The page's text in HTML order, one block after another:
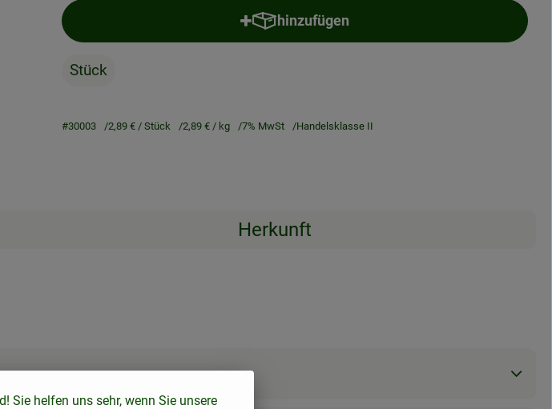
hinzufügen
Produkt zum Warenkorb hinzufügen
Stück
#30003 2,89 € / Stück 2,89 € / kg 7% MwSt Handelsklasse II
Herkunft
gefunden.
Sie helfen uns sehr, wenn Sie unsere